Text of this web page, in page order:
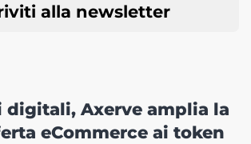
alla newsletter
digitali, Axerve amplia la
eCommerce ai token